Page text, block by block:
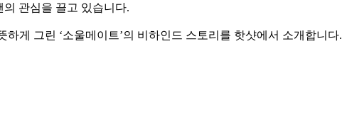
의 관심을 끌고 있습니다.
게 그린 ‘소울메이트’의 비하인드 스토리를 핫샷에서 소개합니다.